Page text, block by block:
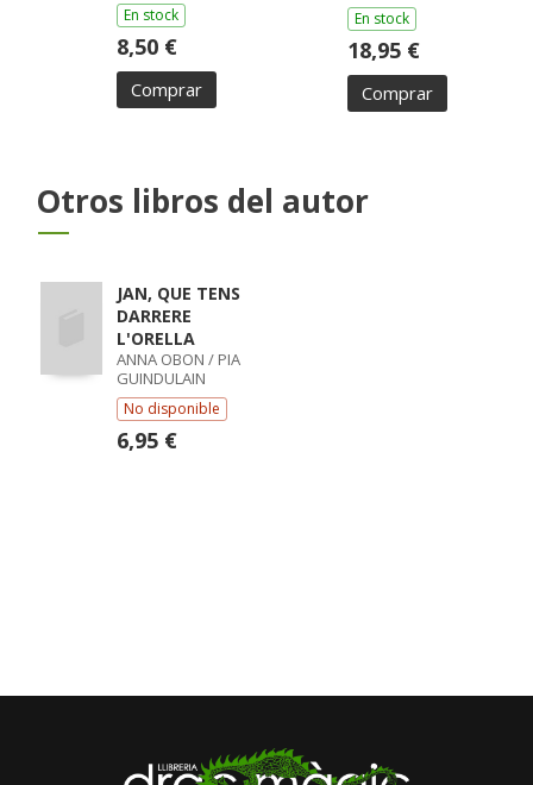
En stock
8,50 €
Comprar
En stock
18,95 €
Comprar
Otros libros del autor
JAN, QUE TENS
DARRERE
L'ORELLA
ANNA OBON / PIA
GUINDULAIN
No disponible
6,95 €